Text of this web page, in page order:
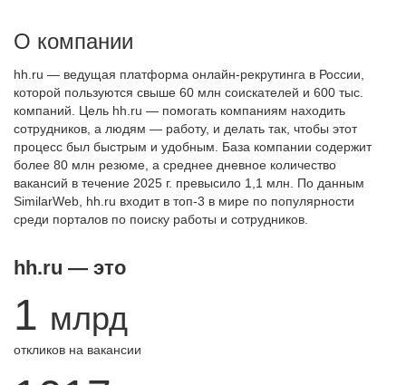
О компании
hh.ru — ведущая платформа онлайн-рекрутинга в России,
которой пользуются свыше 60 млн соискателей и 600 тыс.
компаний. Цель hh.ru — помогать компаниям находить
сотрудников, а людям — работу, и делать так, чтобы этот
процесс был быстрым и удобным. База компании содержит
более 80 млн резюме, а среднее дневное количество
вакансий в течение 2025 г. превысило 1,1 млн. По данным
SimilarWeb, hh.ru входит в топ-3 в мире по популярности
среди порталов по поиску работы и сотрудников.
hh.ru — это
1 млрд
откликов на вакансии